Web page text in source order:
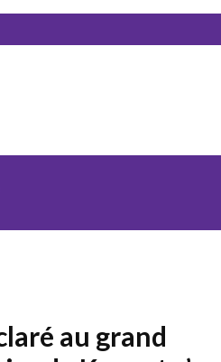
au grand